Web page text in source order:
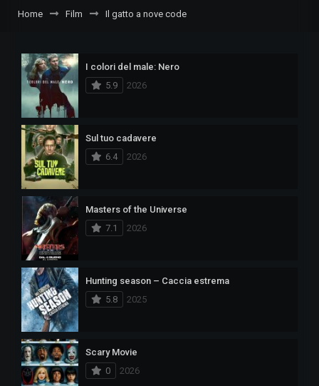
Home Film Il gatto a nove code
I colori del male: Nero
5.9
2026
Sul tuo cadavere
6.4
2026
Masters of the Universe
7.1
2026
Hunting season – Caccia estrema
5.8
2025
Scary Movie
0
2026